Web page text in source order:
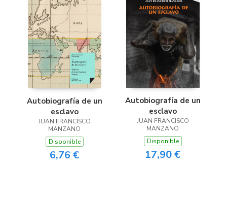
Autobiografía de un
esclavo
JUAN FRANCISCO
MANZANO
Disponible
6,76 €
Autobiografía de un
esclavo
JUAN FRANCISCO
MANZANO
Disponible
17,90 €